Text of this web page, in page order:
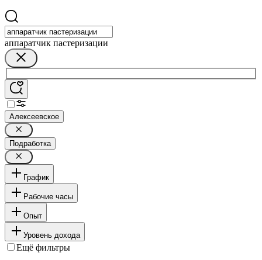
аппаратчик пастеризации
Алексеевское
Подработка
График
Рабочие часы
Опыт
Уровень дохода
Ещё фильтры